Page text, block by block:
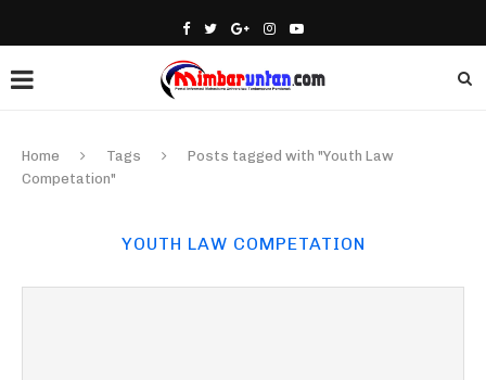
Home Tags
Posts tagged with "Youth Law
Competation"
YOUTH LAW COMPETATION